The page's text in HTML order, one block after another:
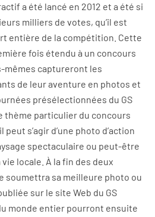
a été lancé en 2012 et a été si
milliers de votes, qu’il est
entière de la compétition. Cette
fois étendu à un concours
mêmes captureront les
de leur aventure en photos et
présélectionnées du GS
thème particulier du concours
s’agir d’une photo d’action
spectaculaire ou peut-être
locale. À la fin des deux
soumettra sa meilleure photo ou
sur le site Web du GS
monde entier pourront ensuite